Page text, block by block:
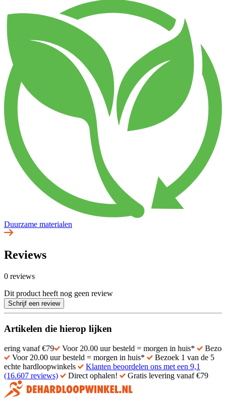
Duurzame materialen
Reviews
0 reviews
Dit product heeft nog geen review
Schrijf een review
Artikelen die hierop lijken
€79 Voor 20.00 uur besteld = morgen in huis*
Bezoek 1 van
Voor 20.00 uur besteld = morgen in huis*
Bezoek 1 van de 5
echte hardloopwinkels
Klanten beoordelen ons met een 9,1
(16.607 reviews)
Direct ophalen! Gratis levering vanaf €79